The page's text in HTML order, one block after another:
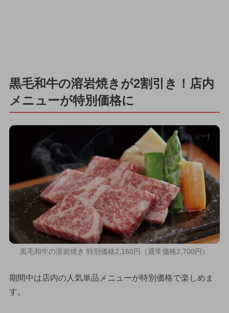
黒毛和牛の溶岩焼きが2割引き！店内
メニューが特別価格に
黒毛和牛の溶岩焼き 特別価格2,160円（通常価格2,700円）
期間中は店内の人気単品メニューが特別価格で楽しめま
す。